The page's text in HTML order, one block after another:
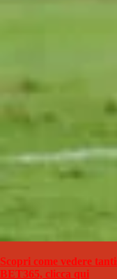
Scopri come vedere
BET365, clicca qui